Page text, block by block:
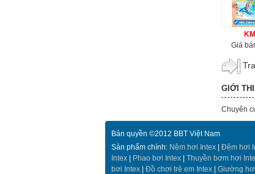
Giá
GIỚI
Chuyên
Bản quyền ©2012 BBT Việt Nam
Sản phẩm chính: Nệm hơi Intex Đệm hơi
Intex
Phao bơi Intex Thuyền bơm hơi
bơi Intex
Đồ chơi trẻ em Intex
Giường